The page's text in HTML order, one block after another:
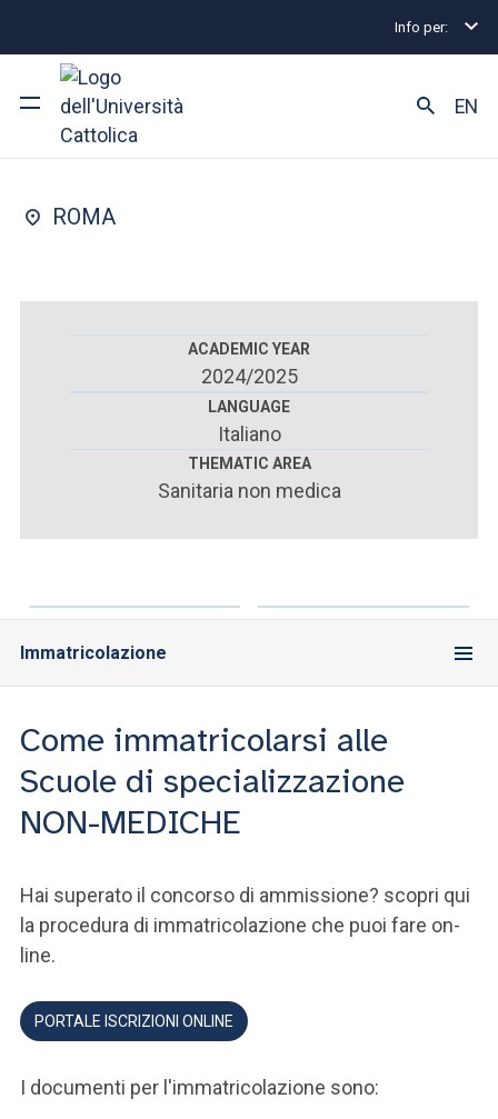
Info per:
Research
Faculty and campus
ACCEDI ALLA MAIL ICATT
ACCEDI A CLOUDMAIL
EN
Postgraduate Diploma Programmes and Fellowships
FACULTY OF : MEDICINE AND SURGERY
Medical Physics
ROMA
ACADEMIC YEAR
2024/2025
LANGUAGE
Italiano
THEMATIC AREA
Sanitaria non medica
Immatricolazione
Come immatricolarsi alle
Scuole di specializzazione
NON-MEDICHE
Hai superato il concorso di ammissione? scopri qui
la procedura di immatricolazione che puoi fare on-
line.
PORTALE ISCRIZIONI ONLINE
I documenti per l'immatricolazione sono: